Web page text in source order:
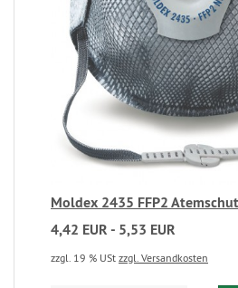
Moldex 2435 FFP2
4,42 EUR - 5,53 EUR
zzgl. 19 % USt zzgl. Versandkosten